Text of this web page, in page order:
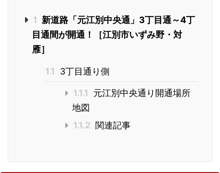
1 新道路「元江別中央通」3丁目通～4丁
目通間が開通！［江別市いずみ野・対
雁］
1.1 3丁目通り側
1.1.1
元江別中央通り開通場所
地図
1.1.2
関連記事